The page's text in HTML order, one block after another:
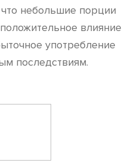
небольшие порции
влияние
употребление
последствиям.